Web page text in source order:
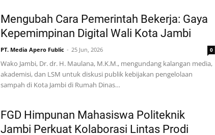
Mengubah Cara Pemerintah Bekerja: Gaya
Kepemimpinan Digital Wali Kota Jambi
PT. Media Apero Fublic 25 Jun, 2026 0
Wako Jambi, Dr. dr. H. Maulana, M.K.M., mengundang kalangan media,
akademisi, dan LSM untuk diskusi publik kebijakan pengelolaan
sampah di Kota Jambi di Rumah Dinas…
FGD Himpunan Mahasiswa Politeknik
Jambi Perkuat Kolaborasi Lintas Prodi